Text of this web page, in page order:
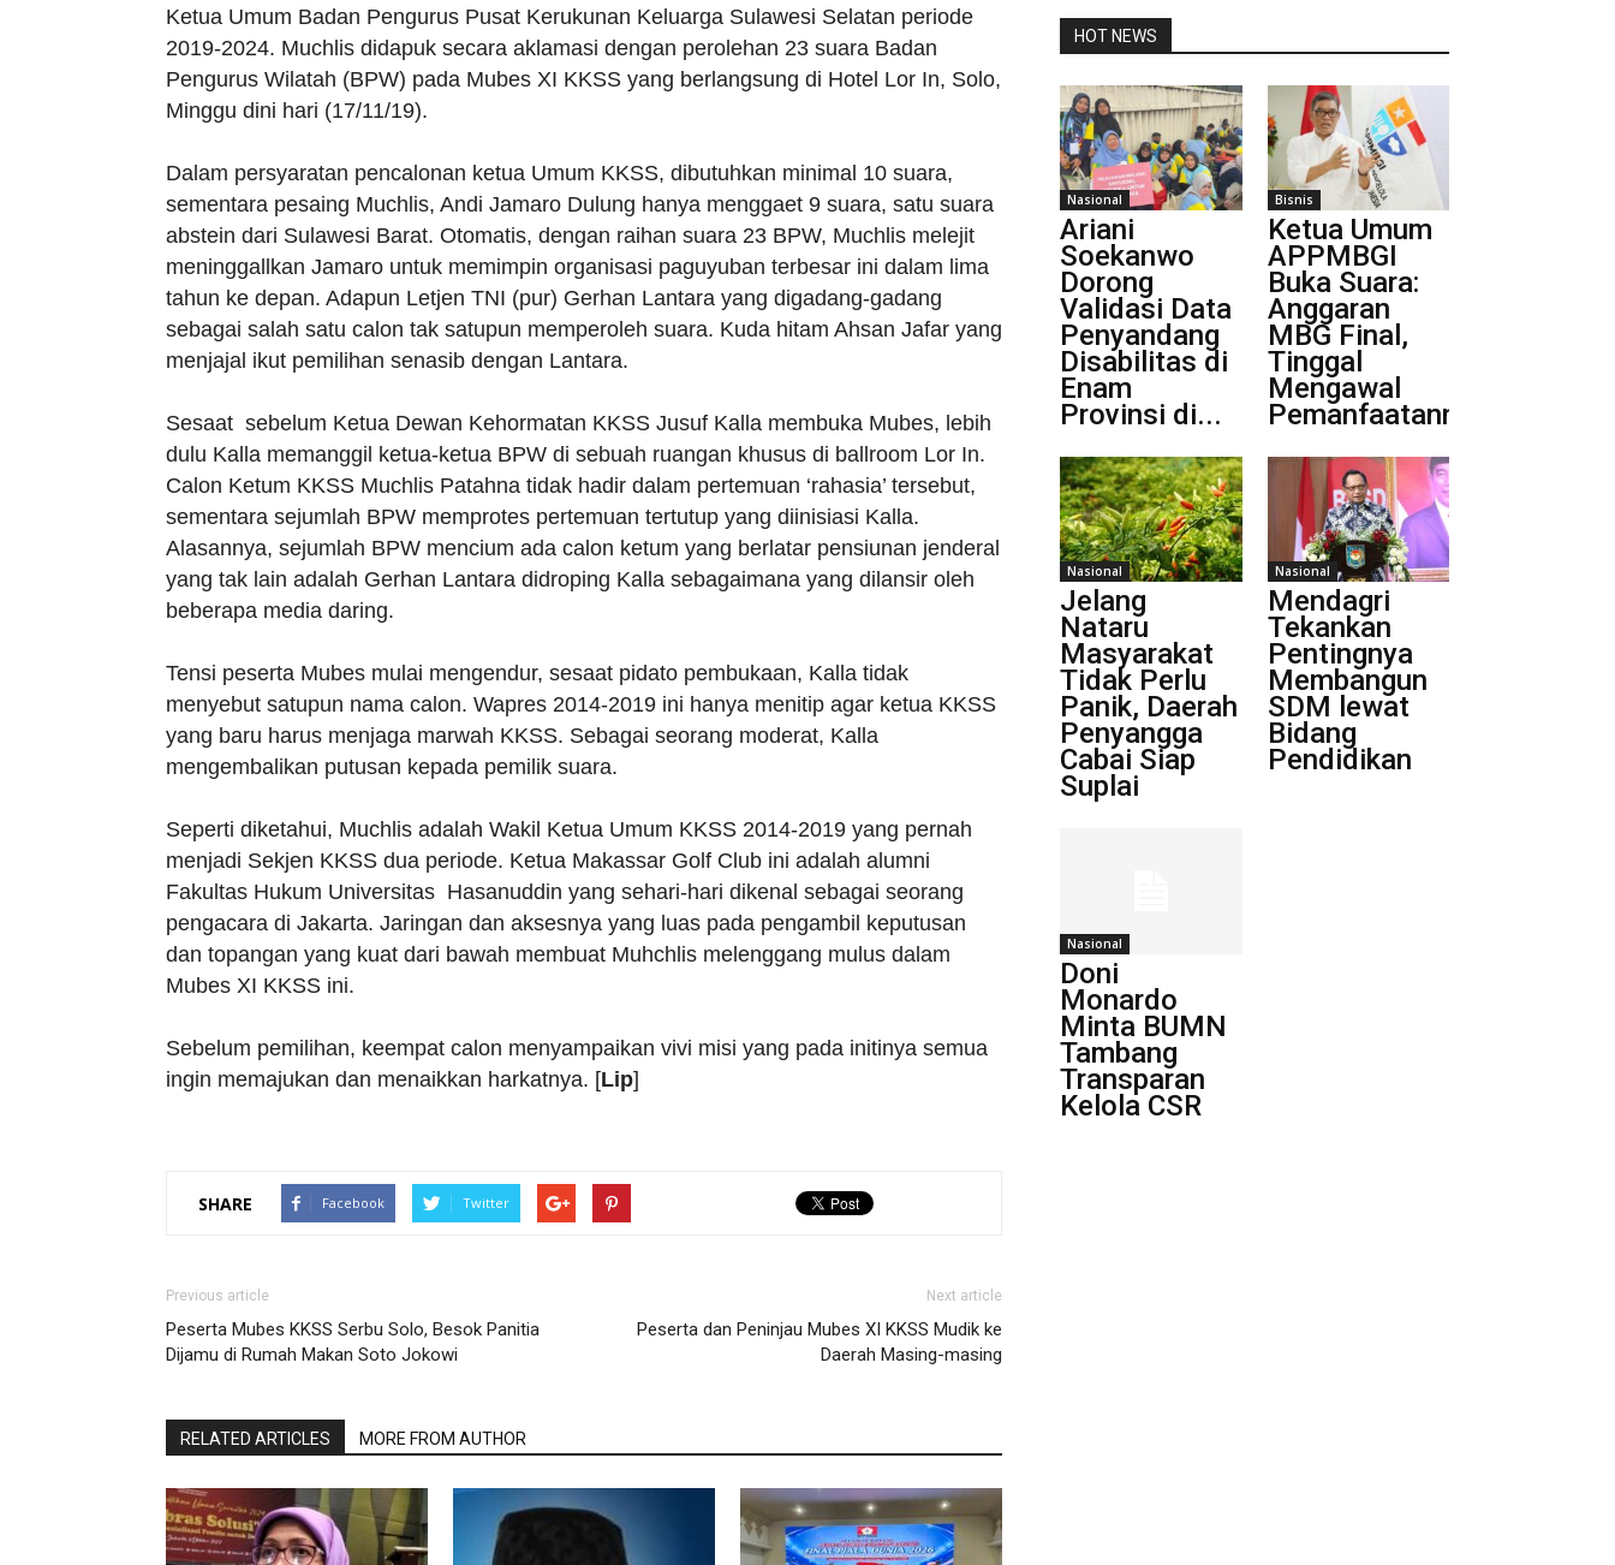
Ketua Umum Badan Pengurus Pusat Kerukunan Keluarga Sulawesi Selatan periode
2019-2024. Muchlis didapuk secara aklamasi dengan perolehan 23 suara Badan
Pengurus Wilatah (BPW) pada Mubes XI KKSS yang berlangsung di Hotel Lor In, Solo,
Minggu dini hari (17/11/19).
Dalam persyaratan pencalonan ketua Umum KKSS, dibutuhkan minimal 10 suara,
sementara pesaing Muchlis, Andi Jamaro Dulung hanya menggaet 9 suara, satu suara
abstein dari Sulawesi Barat. Otomatis, dengan raihan suara 23 BPW, Muchlis melejit
meninggallkan Jamaro untuk memimpin organisasi paguyuban terbesar ini dalam lima
tahun ke depan. Adapun Letjen TNI (pur) Gerhan Lantara yang digadang-gadang
sebagai salah satu calon tak satupun memperoleh suara. Kuda hitam Ahsan Jafar yang
menjajal ikut pemilihan senasib dengan Lantara.
Sesaat sebelum Ketua Dewan Kehormatan KKSS Jusuf Kalla membuka Mubes, lebih
dulu Kalla memanggil ketua-ketua BPW di sebuah ruangan khusus di ballroom Lor In.
Calon Ketum KKSS Muchlis Patahna tidak hadir dalam pertemuan ‘rahasia’ tersebut,
sementara sejumlah BPW memprotes pertemuan tertutup yang diinisiasi Kalla.
Alasannya, sejumlah BPW mencium ada calon ketum yang berlatar pensiunan jenderal
yang tak lain adalah Gerhan Lantara didroping Kalla sebagaimana yang dilansir oleh
beberapa media daring.
Tensi peserta Mubes mulai mengendur, sesaat pidato pembukaan, Kalla tidak
menyebut satupun nama calon. Wapres 2014-2019 ini hanya menitip agar ketua KKSS
yang baru harus menjaga marwah KKSS. Sebagai seorang moderat, Kalla
mengembalikan putusan kepada pemilik suara.
Seperti diketahui, Muchlis adalah Wakil Ketua Umum KKSS 2014-2019 yang pernah
menjadi Sekjen KKSS dua periode. Ketua Makassar Golf Club ini adalah alumni
Fakultas Hukum Universitas Hasanuddin yang sehari-hari dikenal sebagai seorang
pengacara di Jakarta. Jaringan dan aksesnya yang luas pada pengambil keputusan
dan topangan yang kuat dari bawah membuat Muhchlis melenggang mulus dalam
Mubes XI KKSS ini.
Sebelum pemilihan, keempat calon menyampaikan vivi misi yang pada initinya semua
ingin memajukan dan menaikkan harkatnya. [Lip]
SHARE Facebook Twitter
Previous article
Peserta Mubes KKSS Serbu Solo, Besok Panitia
Dijamu di Rumah Makan Soto Jokowi
Next article
Peserta dan Peninjau Mubes XI KKSS Mudik ke
Daerah Masing-masing
RELATED ARTICLES MORE FROM AUTHOR
HOT NEWS
Nasional
Ariani
Soekanwo
Dorong
Validasi Data
Penyandang
Disabilitas di
Enam
Provinsi di...
Bisnis
Ketua Umum
APPMBGI
Buka Suara:
Anggaran
MBG Final,
Tinggal
Mengawal
Pemanfaatannya
Nasional
Jelang
Nataru
Masyarakat
Tidak Perlu
Panik, Daerah
Penyangga
Cabai Siap
Suplai
Nasional
Mendagri
Tekankan
Pentingnya
Membangun
SDM lewat
Bidang
Pendidikan
Nasional
Doni
Monardo
Minta BUMN
Tambang
Transparan
Kelola CSR